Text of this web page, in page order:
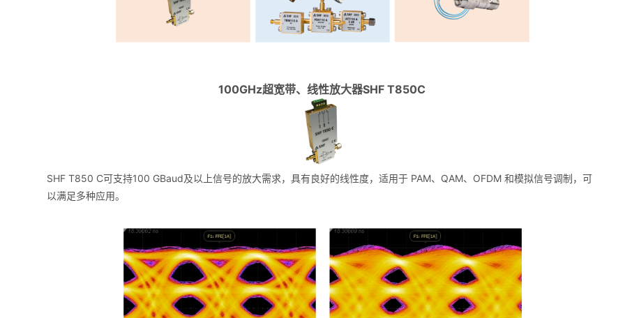
100GHz超宽带、线性放大器SHF T850C
SHF T850 C可支持100 GBaud及以上信号的放大需求，具有良好的线性度，适用于 PAM、QAM、OFDM 和模拟信号调制，可
以满足多种应用。